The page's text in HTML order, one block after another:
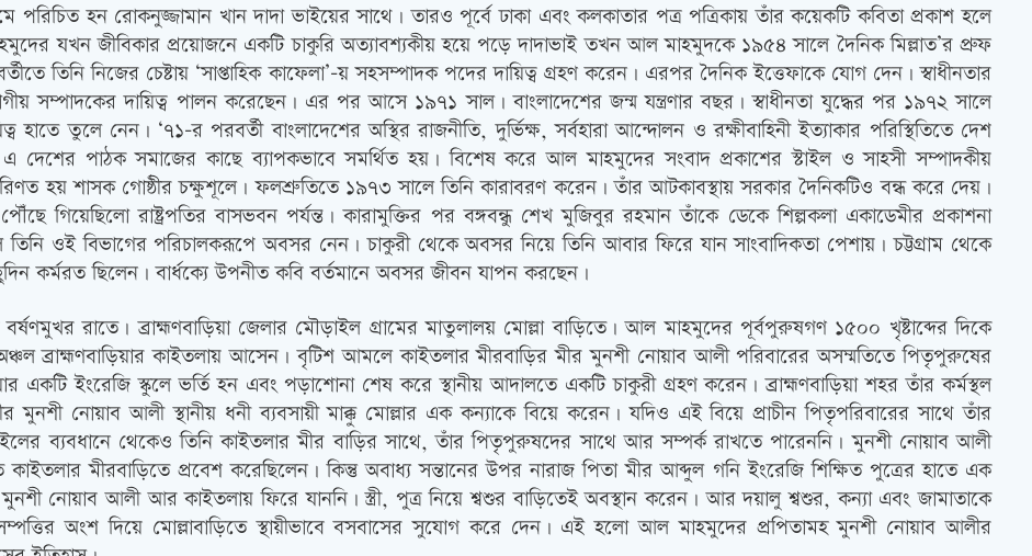
হন রোকনুজ্জামান খান দাদা ভাইয়ের সাথে। তারও পূর্বে ঢাকা এবং কলকাতার পত্র পত্রিকায় তাঁর কয়েকটি কবিতা প্রকাশ হলে
যখন জীবিকার প্রয়োজনে একটি চাকুরি অত্যাবশ্যকীয় হয়ে পড়ে দাদাভাই তখন আল মাহমুদকে ১৯৫৪ সালে দৈনিক মিল্লাত’র প্রুফ
তিনি নিজের চেষ্টায় ‘সাপ্তাহিক কাফেলা’-য় সহসম্পাদক পদের দায়িত্ব গ্রহণ করেন। এরপর দৈনিক ইত্তেফাকে যোগ দেন। স্বাধীনতার
সম্পাদকের দায়িত্ব পালন করেছেন। এর পর আসে ১৯৭১ সাল। বাংলাদেশের জন্ম যন্ত্রণার বছর। স্বাধীনতা যুদ্ধের পর ১৯৭২ সালে
হাতে তুলে নেন। ‘৭১-র পরবর্তী বাংলাদেশের অস্থির রাজনীতি, দুর্ভিক্ষ, সর্বহারা আন্দোলন ও রক্ষীবাহিনী ইত্যাকার পরিস্থিতিতে দেশ
এ দেশের পাঠক সমাজের কাছে ব্যাপকভাবে সমর্থিত হয়। বিশেষ করে আল মাহমুদের সংবাদ প্রকাশের স্টাইল ও সাহসী সম্পাদকীয়
হয় শাসক গোষ্ঠীর চক্ষুশূলে। ফলশ্রুতিতে ১৯৭৩ সালে তিনি কারাবরণ করেন। তাঁর আটকাবস্থায় সরকার দৈনিকটিও বন্ধ করে দেয়।
গিয়েছিলো রাষ্ট্রপতির বাসভবন পর্যন্ত। কারামুক্তির পর বঙ্গবন্ধু শেখ মুজিবুর রহমান তাঁকে ডেকে শিল্পকলা একাডেমীর প্রকাশনা
ওই বিভাগের পরিচালকরূপে অবসর নেন। চাকুরী থেকে অবসর নিয়ে তিনি আবার ফিরে যান সাংবাদিকতা পেশায়। চট্টগ্রাম থেকে
কর্মরত ছিলেন। বার্ধক্যে উপনীত কবি বর্তমানে অবসর জীবন যাপন করছেন।
রাতে। ব্রাহ্মণবাড়িয়া জেলার মৌড়াইল গ্রামের মাতুলালয় মোল্লা বাড়িতে। আল মাহমুদের পূর্বপুরুষগণ ১৫০০ খৃষ্টাব্দের দিকে
ব্রাহ্মণবাড়িয়ার কাইতলায় আসেন। বৃটিশ আমলে কাইতলার মীরবাড়ির মীর মুনশী নোয়াব আলী পরিবারের অসম্মতিতে পিতৃপুরুষের
একটি ইংরেজি স্কুলে ভর্তি হন এবং পড়াশোনা শেষ করে স্থানীয় আদালতে একটি চাকুরী গ্রহণ করেন। ব্রাহ্মণবাড়িয়া শহর তাঁর কর্মস্থল
মুনশী নোয়াব আলী স্থানীয় ধনী ব্যবসায়ী মাক্কু মোল্লার এক কন্যাকে বিয়ে করেন। যদিও এই বিয়ে প্রাচীন পিতৃপরিবারের সাথে তাঁর
মাইলের ব্যবধানে থেকেও তিনি কাইতলার মীর বাড়ির সাথে, তাঁর পিতৃপুরুষদের সাথে আর সম্পর্ক রাখতে পারেননি। মুনশী নোয়াব আলী
মীরবাড়িতে প্রবেশ করেছিলেন। কিন্তু অবাধ্য সন্তানের উপর নারাজ পিতা মীর আব্দুল গনি ইংরেজি শিক্ষিত পুত্রের হাতে এক
নোয়াব আলী আর কাইতলায় ফিরে যাননি। স্ত্রী, পুত্র নিয়ে শ্বশুর বাড়িতেই অবস্থান করেন। আর দয়ালু শ্বশুর, কন্যা এবং জামাতাকে
অংশ দিয়ে মোল্লাবাড়িতে স্থায়ীভাবে বসবাসের সুযোগ করে দেন। এই হলো আল মাহমুদের প্রপিতামহ মুনশী নোয়াব আলীর